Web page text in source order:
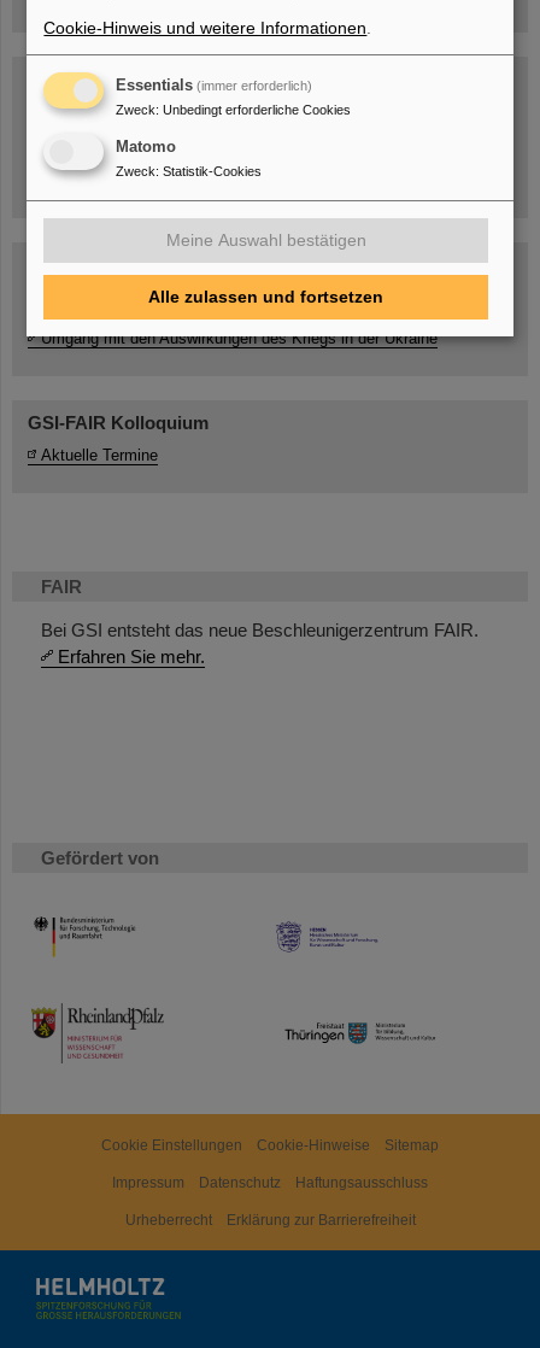
FAIR
Bei GSI entsteht das neue Beschleunigerzentrum FAIR.
Erfahren Sie mehr.
Gefördert von
HMWK
TMWWDG
Blog Beam On
Menschen...hinter GSI und FAIR.
Umgang mit den Auswirkungen des Kriegs in der Ukraine
GSI-FAIR Kolloquium
Aktuelle Termine
Cookie Einstellungen Cookie-Hinweise Sitemap
Impressum Datenschutz Haftungsausschluss
Urheberrecht Erklärung zur Barrierefreiheit
Cookie-Hinweis und weitere Informationen
Essentials (immer erforderlich)
Zweck: Unbedingt erforderliche Cookies
Matomo
Zweck: Statistik-Cookies
Meine Auswahl bestätigen
Alle zulassen und fortsetzen